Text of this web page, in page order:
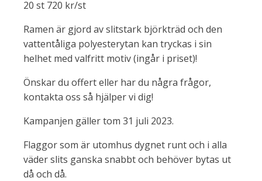
20 st 720 kr/st
Ramen är gjord av slitstark björkträd och den
vattentåliga polyesterytan kan tryckas i sin
helhet med valfritt motiv (ingår i priset)!
Önskar du offert eller har du några frågor,
kontakta oss så hjälper vi dig!
Kampanjen gäller tom 31 juli 2023.
Flaggor som är utomhus dygnet runt och i alla
väder slits ganska snabbt och behöver bytas ut
då och då.